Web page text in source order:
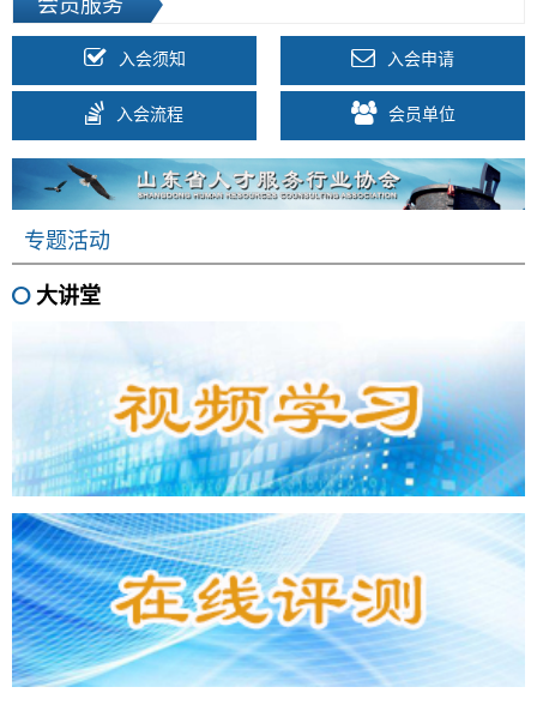
入会须知 入会申请
入会流程 会员单位
专题活动
大讲堂